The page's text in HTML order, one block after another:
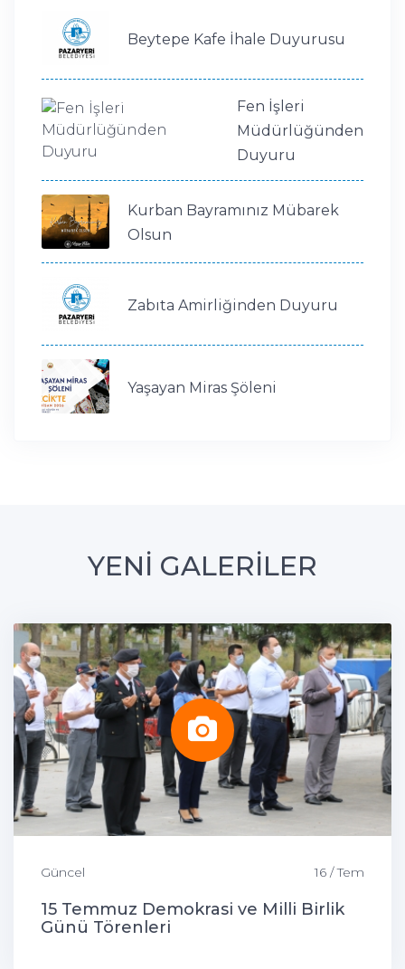
Beytepe Kafe İhale Duyurusu
Fen İşleri
Müdürlüğünden
Duyuru
Kurban Bayramınız Mübarek
Olsun
Zabıta Amirliğinden Duyuru
Yaşayan Miras Şöleni
YENİ GALERİLER
Güncel 16 / Tem
15 Temmuz Demokrasi ve Milli Birlik
Günü Törenleri